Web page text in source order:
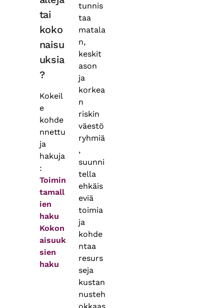
tai
koko
naisu
uksia
?
Kokeil
e
kohde
nnettu
ja
hakuja
:
Toimin
tamall
ien
haku
Kokon
aisuuk
sien
haku
tunnis
taa
matala
n,
keskit
ason
ja
korkea
n
riskin
väestö
ryhmiä
,
suunni
tella
ehkäis
eviä
toimia
ja
kohde
ntaa
resurs
seja
kustan
nusteh